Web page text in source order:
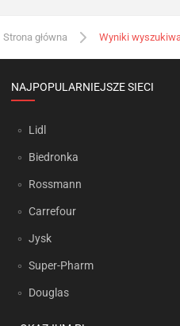
Strona główna Wyniki
NAJPOPULARNIEJSZE SIECI
Lidl
Biedronka
Rossmann
Carrefour
Jysk
Super-Pharm
Douglas